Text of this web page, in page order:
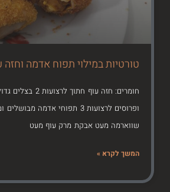
טורטיות במילוי תפוח אדמה וחזה
חומרים: חזה עוף
ופרוסים לרצועות 3 תפוחי אדמה
שווארמה מעט אבקת מרק עוף מעט
המשך לקרא »